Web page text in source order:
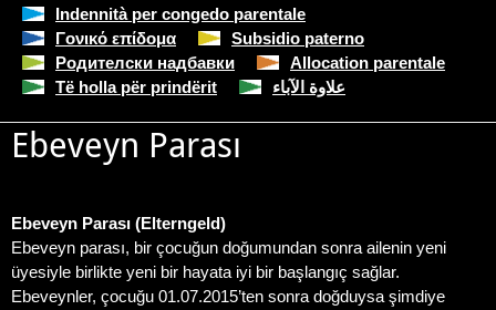
Indennità per congedo parentale
Γονικό επίδομα
Subsidio paterno
Родителски надбавки
Allocation parentale
Të holla për prindërit
علاوة الآباء
Ebeveyn Parası
Ebeveyn Parası (Elterngeld)
Ebeveyn parası, bir çocuğun doğumundan sonra ailenin yeni
üyesiyle birlikte yeni bir hayata iyi bir başlangıç sağlar.
Ebeveynler, çocuğu 01.07.2015’ten sonra doğduysa şimdiye